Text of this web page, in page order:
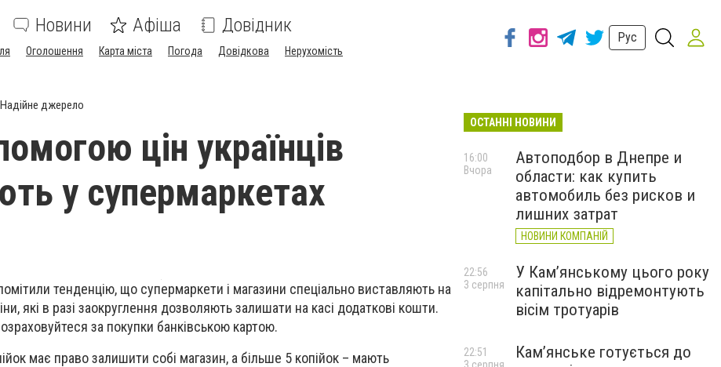
Новини Афіша Довідник
Оголошення Карта міста Погода Довідкова Нерухомість
Рус
Надійне джерело
цін українців
у супермаркетах
тенденцію, що супермаркети і магазини спеціально виставляють на
які в разі заокруглення дозволяють залишати на касі додаткові кошти.
за покупки банківською картою.
має право залишити собі магазин, а більше 5 копійок – мають
ОСТАННІ НОВИНИ
Автоподбор в Днепре и
области: как купить
автомобиль без рисков и
лишних затрат
НОВИНИ КОМПАНІЙ
16:00
Вчора
У Кам’янському цього року
капітально відремонтують
вісім тротуарів
22:56
3 серпня
Кам’янське готується до
22:51